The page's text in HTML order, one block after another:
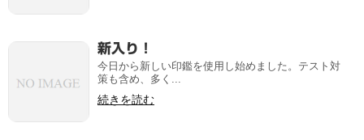
新入り！
今日から新しい印鑑を使用し始めました。テスト対
策も含め、多く...
続きを読む